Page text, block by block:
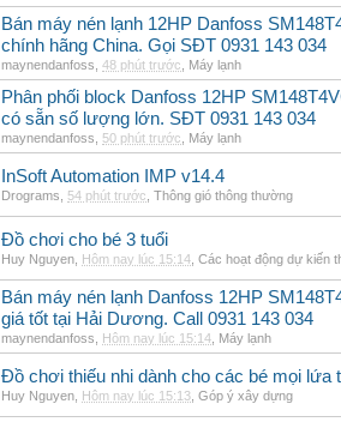
Bán máy nén lạnh 12HP Danfoss
chính hãng China. Gọi SĐT 0931 143 034
maynendanfoss 48 phút trước Máy lạnh
Phân phối block Danfoss 12HP
có sẵn số lượng lớn. SĐT 0931 143 034
maynendanfoss 50 phút trước Máy lạnh
InSoft Automation IMP v14.4
Drograms 54 phút trước Thông gió thông thường
Đồ chơi cho bé 3 tuổi
Huy Nguyen Hôm nay lúc 15:14 Các hoạt động dự kiến
Bán máy nén lạnh Danfoss 12HP
giá tốt tại Hải Dương. Call 0931 143 034
maynendanfoss Hôm nay lúc 15:14 Máy lạnh
Đồ chơi thiếu nhi dành cho các bé mọi lứa
Huy Nguyen Hôm nay lúc 15:13 Góp ý xây dựng